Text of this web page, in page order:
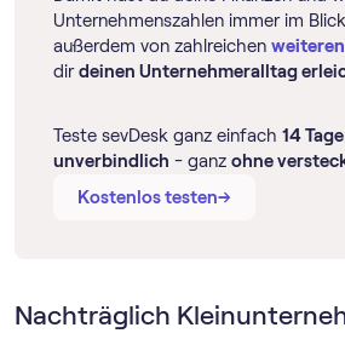
Unternehmenszahlen immer im
außerdem von zahlreichen
dirdeinen Unternehmeralltag
Teste sevDesk ganz einfach 14
unverbindlich - ganz ohne
Kostenlos testen→
→
Nachträglich